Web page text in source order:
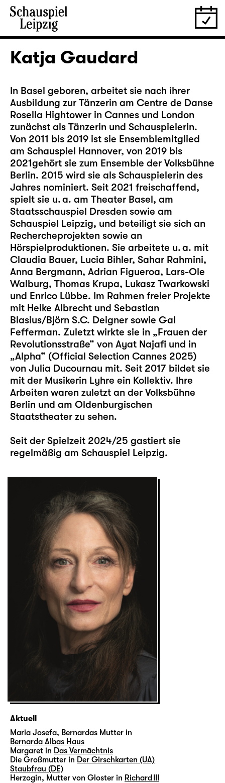
Katja Gaudard
In Basel geboren, arbeitet sie nach ihrer
Ausbildung zur Tänzerin am Centre de Danse
Rosella Hightower in Cannes und London
zunächst als Tänzerin und Schauspielerin.
Von 2011 bis 2019 ist sie Ensemblemitglied
am Schauspiel Hannover, von 2019 bis
2021gehört sie zum Ensemble der Volksbühne
Berlin. 2015 wird sie als Schauspielerin des
Jahres nominiert. Seit 2021 freischaffend,
spielt sie u. a. am Theater Basel, am
Staatsschauspiel Dresden sowie am
Schauspiel Leipzig, und beteiligt sie sich an
Rechercheprojekten sowie an
Hörspielproduktionen. Sie arbeitete u. a. mit
Claudia Bauer, Lucia Bihler, Sahar Rahmini,
Anna Bergmann, Adrian Figueroa, Lars-Ole
Walburg, Thomas Krupa, Lukasz Twarkowski
und Enrico Lübbe. Im Rahmen freier Projekte
mit Heike Albrecht und Sebastian
Blasius/Björn S.C. Deigner sowie Gal
Fefferman. Zuletzt wirkte sie in „Frauen der
Revolutionsstraße“ von Ayat Najafi und in
„Alpha“ (Official Selection Cannes 2025)
von Julia Ducournau mit. Seit 2017 bildet sie
mit der Musikerin Lyhre ein Kollektiv. Ihre
Arbeiten waren zuletzt an der Volksbühne
Berlin und am Oldenburgischen
Staatstheater zu sehen.
Seit der Spielzeit 2024/25 gastiert sie
regelmäßig am Schauspiel Leipzig.
Aktuell
Maria Josefa, Bernardas Mutter in
Bernarda Albas Haus
Margaret in Das Vermächtnis
Die Großmutter in Der Girschkarten (UA)
Staubfrau (DE)
Herzogin, Mutter von Gloster in Richard III